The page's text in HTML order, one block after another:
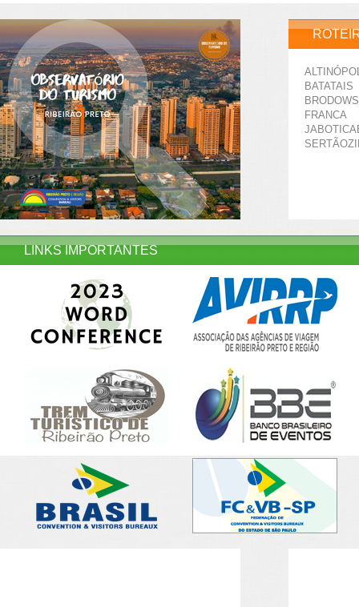
BATATAIS
FRANCA
LINKS IMPORTANTES